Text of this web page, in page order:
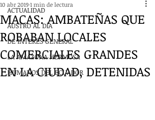
ACTUALIDAD
AUSTRO AL DÍA
DE INTERÉS GENERAL
LA AMAZONA HERMOSA
HUMANOS DEL ECUADOR
MACAS: AMBATEÑAS QUE
ROBABAN LOCALES
COMERCIALES GRANDES
EN LA CIUDAD, DETENIDAS
10 abr 20191 min de lectura